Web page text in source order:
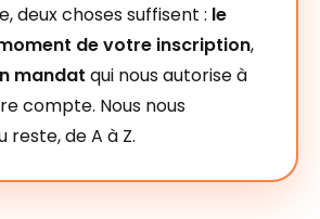
deux choses suffisent : le
de votre inscription,
mandat qui nous autorise à
compte. Nous nous
reste, de A à Z.